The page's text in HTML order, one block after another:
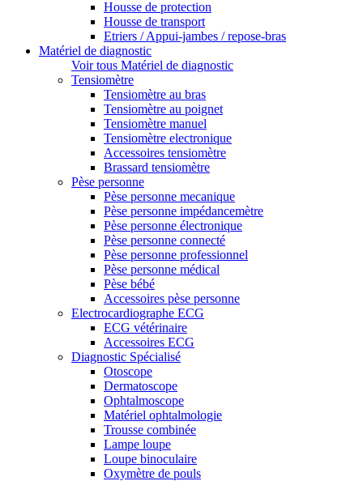
Housse de protection
Housse de transport
Etriers / Appui-jambes / repose-bras
Matériel de diagnostic
Voir tous Matériel de diagnostic
Tensiomètre
Tensiomètre au bras
Tensiomètre au poignet
Tensiomètre manuel
Tensiomètre electronique
Accessoires tensiomètre
Brassard tensiomètre
Pèse personne
Pèse personne mecanique
Pèse personne impédancemètre
Pèse personne électronique
Pèse personne connecté
Pèse personne professionnel
Pèse personne médical
Pèse bébé
Accessoires pèse personne
Electrocardiographe ECG
ECG vétérinaire
Accessoires ECG
Diagnostic Spécialisé
Otoscope
Dermatoscope
Ophtalmoscope
Matériel ophtalmologie
Trousse combinée
Lampe loupe
Loupe binoculaire
Oxymètre de pouls